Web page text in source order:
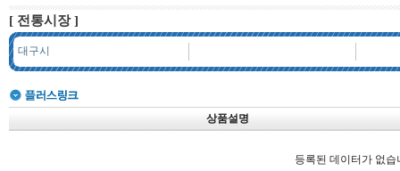
[ 전통시장 ]
대구시
상품설명
등록된 데이터가 없습